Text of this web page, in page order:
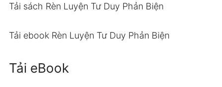
Tải sách Rèn Luyện Tư Duy Phản Biện
Tải ebook Rèn Luyện Tư Duy Phản Biện
Tải eBook